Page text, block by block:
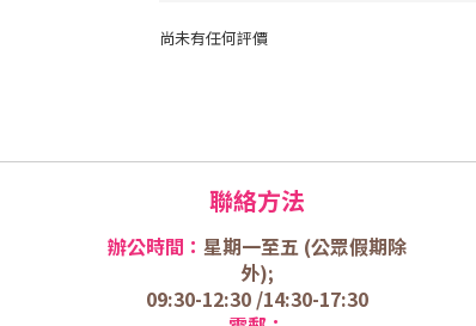
尚未有任何評價
聯絡方法
辦公時間： 星期一至五 (公眾假期除
外);
09:30-12:30 /14:30-17:30